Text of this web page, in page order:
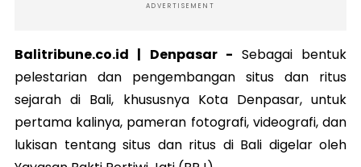
ADVERTISEMENT
Balitribune.co.id | Denpasar - Sebagai bentuk
pelestarian dan pengembangan situs dan ritus
sejarah di Bali, khususnya Kota Denpasar, untuk
pertama kalinya, pameran fotografi, videografi, dan
lukisan tentang situs dan ritus di Bali digelar oleh